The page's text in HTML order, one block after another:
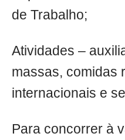
de Trabalho;
Atividades –
massas, comidas
internacionais e
Para concorrer à